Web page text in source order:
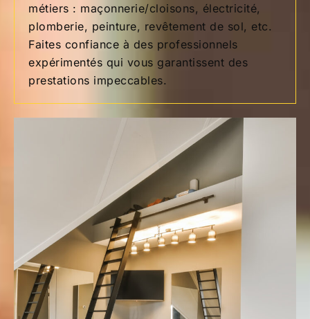
métiers : maçonnerie/cloisons, électricité,
plomberie, peinture, revêtement de sol, etc.
Faites confiance à des professionnels
expérimentés qui vous garantissent des
prestations impeccables.